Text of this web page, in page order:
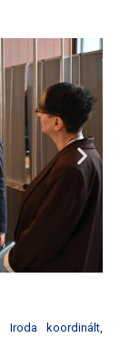
Iroda koordinált,